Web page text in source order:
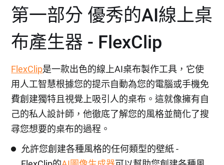
第一部分 優秀的AI線上桌
布產生器 - FlexClip
FlexClip是一款出色的線上AI桌布製作工具，它使
用人工智慧根據您的提示自動為您的電腦或手機免
費創建獨特且視覺上吸引人的桌布。這就像擁有自
己的私人設計師，他徹底了解您的風格並簡化了搜
尋您想要的桌布的過程。
允許您創建各種風格的任何類型的壁紙 -